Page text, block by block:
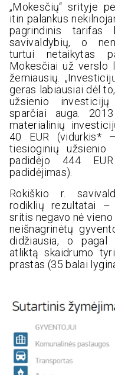
„Mokesčių“ srityje
itin palankus
pagrindinis
savivaldybių, o
turtui netaikytas
Mokesčiai už verslo
žemiausių.
geras labiausiai dėl
užsienio
sparčiai auga.
materialinių
40 EUR (vidurkis*
tiesioginių užsienio
padidėjo 444
padidėjimas).
Rokiškio r.
rodiklių rezultatai –
sritis negavo nė vieno
neišnagrinėtų
didžiausia, o pagal
atliktą skaidrumo
prastas (35 balai